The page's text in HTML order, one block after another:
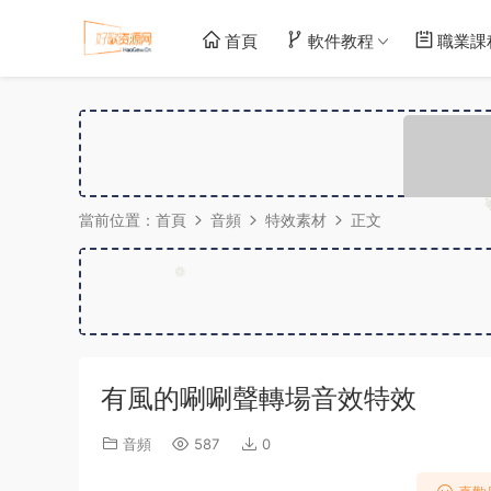
首頁 軟件教程 職業課
當前位置： 首頁 音頻 特效素材 正文
有風的唰唰聲轉場音效特效
音頻 587 0